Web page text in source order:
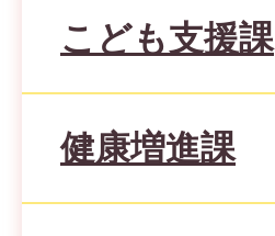
こども支援課
健康増進課